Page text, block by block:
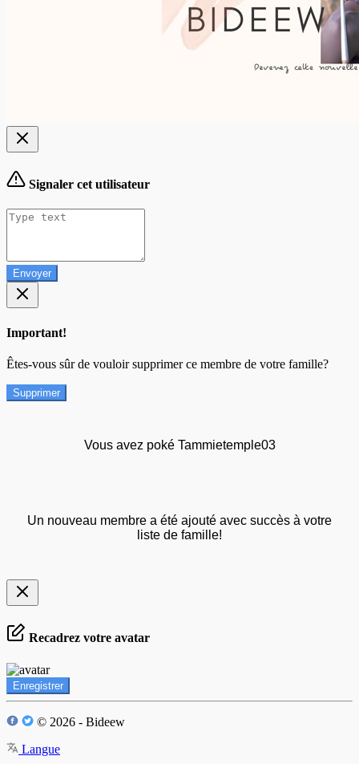
Signaler cet utilisateur
Envoyer
Important!
Êtes-vous sûr de vouloir supprimer ce membre de votre famille?
Supprimer
Vous avez poké Tammietemple03
Un nouveau membre a été ajouté avec succès à votre
liste de famille!
Recadrez votre avatar
Enregistrer
© 2026 - Bideew
Langue